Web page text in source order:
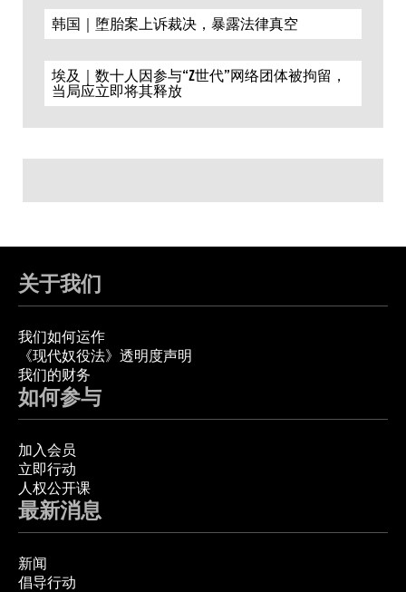
韩国｜堕胎案上诉裁决，暴露法律真空
埃及｜数十人因参与“Z世代”网络团体被拘留，
当局应立即将其释放
关于我们
我们如何运作
《现代奴役法》透明度声明
我们的财务
如何参与
加入会员
立即行动
人权公开课
最新消息
新闻
倡导行动